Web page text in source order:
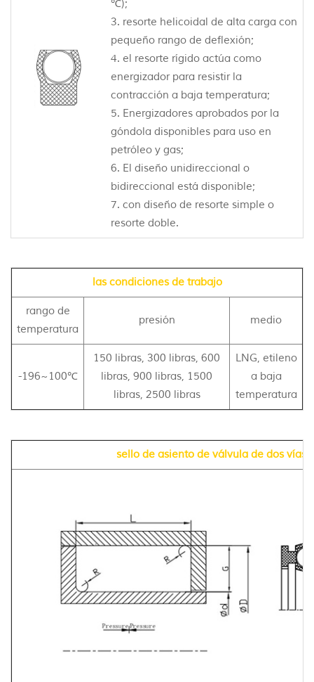
℃);
3. resorte helicoidal de alta carga con
pequeño rango de deflexión;
4. el resorte rígido actúa como
energizador para resistir la
contracción a baja temperatura;
5. Energizadores aprobados por la
góndola disponibles para uso en
petróleo y gas;
6. El diseño unidireccional o
bidireccional está disponible;
7. con diseño de resorte simple o
resorte doble.
las condiciones de trabajo
rango de
temperatura
presión medio
-196~100℃
150 libras, 300 libras, 600
libras, 900 libras, 1500
libras, 2500 libras
LNG, etileno
a baja
temperatura
sello de asiento de válvula de dos vías